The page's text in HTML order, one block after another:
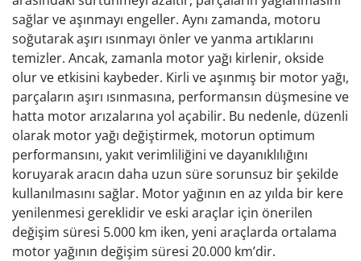
sağlar ve aşınmayı engeller. Aynı zamanda, motoru
soğutarak aşırı ısınmayı önler ve yanma artıklarını
temizler. Ancak, zamanla motor yağı kirlenir, okside
olur ve etkisini kaybeder. Kirli ve aşınmış bir motor yağı,
parçaların aşırı ısınmasına, performansın düşmesine ve
hatta motor arızalarına yol açabilir. Bu nedenle, düzenli
olarak motor yağı değiştirmek, motorun optimum
performansını, yakıt verimliliğini ve dayanıklılığını
koruyarak aracın daha uzun süre sorunsuz bir şekilde
kullanılmasını sağlar. Motor yağının en az yılda bir kere
yenilenmesi gereklidir ve eski araçlar için önerilen
değişim süresi 5.000 km iken, yeni araçlarda ortalama
motor yağının değişim süresi 20.000 km’dir.